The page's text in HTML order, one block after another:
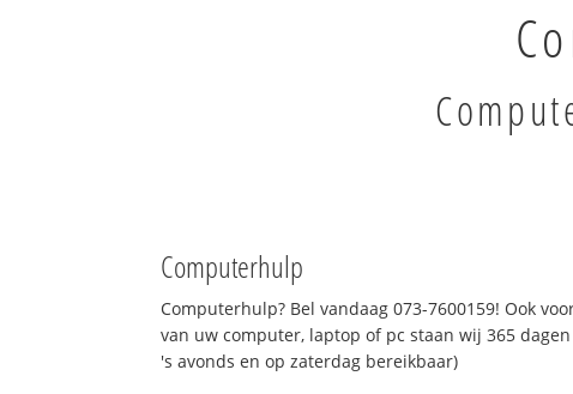
Computerhulp
Computerhulp? Bel vandaag 073-7600159! Ook
van uw computer, laptop of pc staan wij 365
's avonds en op zaterdag bereikbaar)